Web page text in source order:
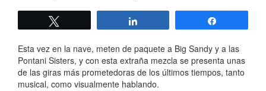
Esta vez en la nave, meten de paquete a Big Sandy y a las
Pontani Sisters, y con esta extraña mezcla se presenta unas
de las giras más prometedoras de los últimos tiempos, tanto
musical, como visualmente hablando.